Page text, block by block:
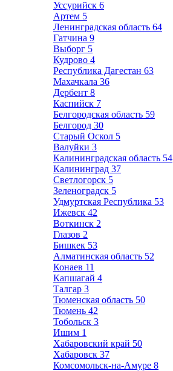
Уссурийск 6
Артем 5
Ленинградская область 64
Гатчина 9
Выборг 5
Кудрово 4
Республика Дагестан 63
Махачкала 36
Дербент 8
Каспийск 7
Белгородская область 59
Белгород 30
Старый Оскол 5
Валуйки 3
Калининградская область 54
Калининград 37
Светлогорск 5
Зеленоградск 5
Удмуртская Республика 53
Ижевск 42
Воткинск 2
Глазов 2
Бишкек 53
Алматинская область 52
Конаев 11
Капшагай 4
Талгар 3
Тюменская область 50
Тюмень 42
Тобольск 3
Ишим 1
Хабаровский край 50
Хабаровск 37
Комсомольск-на-Амуре 8